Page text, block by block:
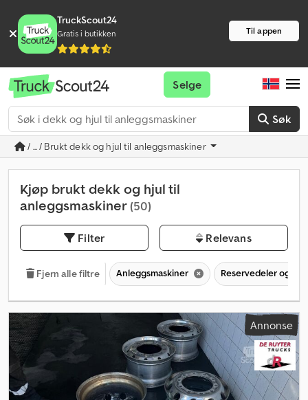
TruckScout24
Gratis i butikken Til appen
Søk
Selge
/ ... / Brukt dekk og hjul til anleggsmaskiner
Kjøp brukt dekk og hjul til
anleggsmaskiner(50)
Filter Relevans
Fjern alle filtre Anleggsmaskiner Reservedeler og
Annonse